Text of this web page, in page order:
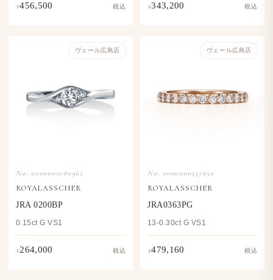
¥456,500 税込 ¥343,200 税込
ヴェール​広島店
No. 0000000180962
ROYALASSCHER
JRA 0200BP
0.15ct G VS1
¥264,000 税込
ヴェール​広島店
No. 0000000537650
ROYALASSCHER
JRA0363PG
13-0.30ct G VS1
¥479,160 税込